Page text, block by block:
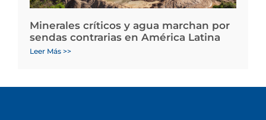
Minerales críticos y agua marchan por
sendas contrarias en América Latina
Leer Más >>